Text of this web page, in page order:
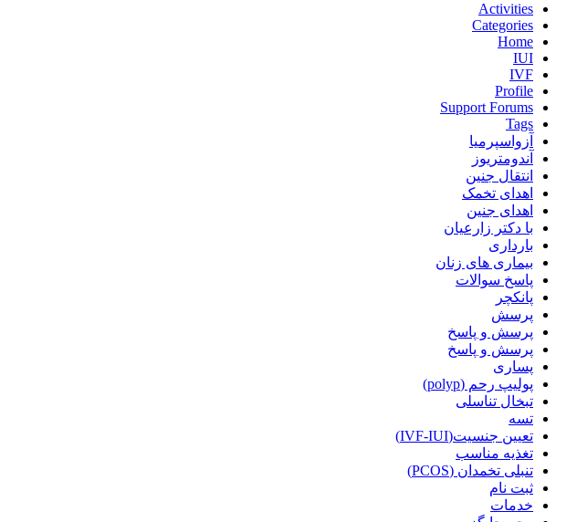
Activities
Categories
Home
IUI
IVF
Profile
Support Forums
Tags
آزواسپرمیا
آندومتریوز
انتقال جنین
اهدای تخمک
اهدای جنین
با دکتر زارعیان
بارداری
بیماری های زنان
پاسخ سوالات
پانکچر
پرسش
پرسش و پاسخ
پرسش و پاسخ
پساری
پولیپ رحم (polyp)
تبخال تناسلی
تسه
تعیین جنسیت(IVF-IUI)
تغذیه مناسب
تنبلی تخمدان (PCOS)
ثبت نام
خدمات